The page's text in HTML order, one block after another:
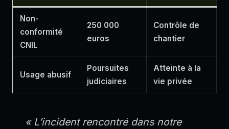
Non-
conformité
CNIL
250 000
euros
Contrôle de
chantier
Usage abusif
Poursuites
judiciaires
Atteinte à la
vie privée
« L’incident rencontré dans notre